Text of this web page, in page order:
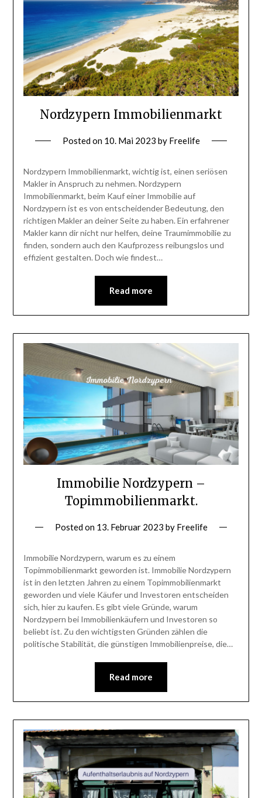
Nordzypern Immobilienmarkt
Posted on 10. Mai 2023 by Freelife
Nordzypern Immobilienmarkt, wichtig ist, einen seriösen
Makler in Anspruch zu nehmen. Nordzypern
Immobilienmarkt, beim Kauf einer Immobilie auf
Nordzypern ist es von entscheidender Bedeutung, den
richtigen Makler an deiner Seite zu haben. Ein erfahrener
Makler kann dir nicht nur helfen, deine Traumimmobilie zu
finden, sondern auch den Kaufprozess reibungslos und
effizient gestalten. Doch wie findest…
Read more
Immobilie Nordzypern –
Topimmobilienmarkt.
Posted on 13. Februar 2023 by Freelife
Immobilie Nordzypern, warum es zu einem
Topimmobilienmarkt geworden ist. Immobilie Nordzypern
ist in den letzten Jahren zu einem Topimmobilienmarkt
geworden und viele Käufer und Investoren entscheiden
sich, hier zu kaufen. Es gibt viele Gründe, warum
Nordzypern bei Immobilienkäufern und Investoren so
beliebt ist. Zu den wichtigsten Gründen zählen die
politische Stabilität, die günstigen Immobilienpreise, die…
Read more